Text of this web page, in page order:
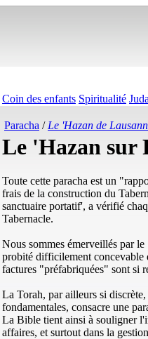
Coin des enfants Spiritualité
Paracha / Le 'Hazan de
Le 'Hazan sur
Toute cette paracha est un
frais de la construction du
sanctuaire portatif', a vérifié
Tabernacle.
Nous sommes émerveillés par
probité difficilement concevable
factures "préfabriquées" sont si
La Torah, par ailleurs si
fondamentales, consacre une
La Bible tient ainsi à souligner
affaires, et surtout dans la